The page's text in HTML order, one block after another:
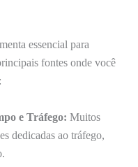
essencial para
fontes onde você
e Tráfego: Muitos
dedicadas ao tráfego,